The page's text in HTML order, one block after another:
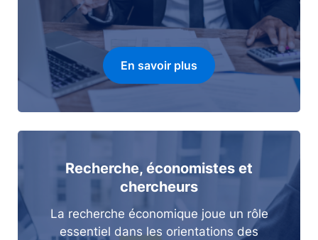
En savoir plus
Recherche, économistes et
chercheurs
La recherche économique joue un rôle
essentiel dans les orientations des